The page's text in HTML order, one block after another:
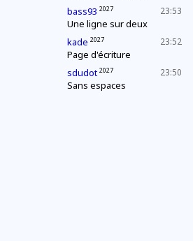
23:53
bass93 2027
Une ligne sur deux
23:52
kade 2027
Page d'écriture
23:50
sdudot 2027
Sans espaces